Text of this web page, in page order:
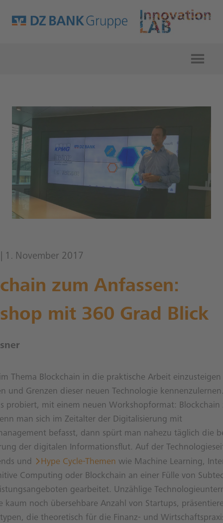
1. November 2017
zum Anfassen:
mit 360 Grad Blick
Thema Blockchain in die praktische Arbeit
und Grenzen dieser neuen Technologie
probiert, mit einem neuen Workshopformat: Blockchain
man sich im Zeitalter der Digitalisierung mit
befasst, dann spürt man nahezu täglich die
der digitalen Informationsflut. Auf der
und
Hype Cycle-Themen wie Machine Learning,
Computing oder Blockchain an einer Fülle von
gearbeitet. Unzählige
kaum noch übersehbare Anzahl von Startups,
die theoretisch für die Finanz- und